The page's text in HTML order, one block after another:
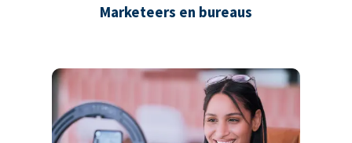
Marketeers en bureaus